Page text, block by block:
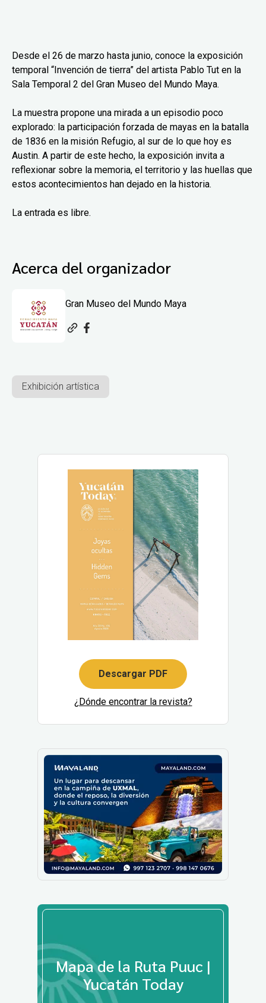
Desde el 26 de marzo hasta junio, conoce la exposición
temporal “Invención de tierra” del artista Pablo Tut en la
Sala Temporal 2 del Gran Museo del Mundo Maya.
La muestra propone una mirada a un episodio poco
explorado: la participación forzada de mayas en la batalla
de 1836 en la misión Refugio, al sur de lo que hoy es
Austin. A partir de este hecho, la exposición invita a
reflexionar sobre la memoria, el territorio y las huellas que
estos acontecimientos han dejado en la historia.
La entrada es libre.
Acerca del organizador
Gran Museo del Mundo Maya
Exhibición artística
Descargar PDF
¿Dónde encontrar la revista?
Mapa de la Ruta Puuc |
Yucatán Today